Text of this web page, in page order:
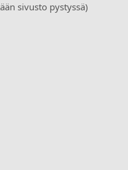
sivusto pystyssä)